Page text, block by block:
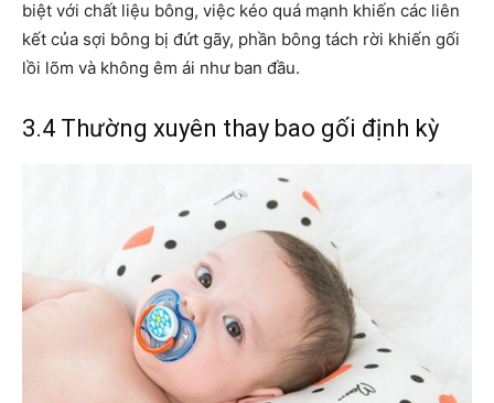
biệt với chất liệu bông, việc kéo quá mạnh khiến các liên
kết của sợi bông bị đứt gãy, phần bông tách rời khiến gối
lồi lõm và không êm ái như ban đầu.
3.4 Thường xuyên thay bao gối định kỳ